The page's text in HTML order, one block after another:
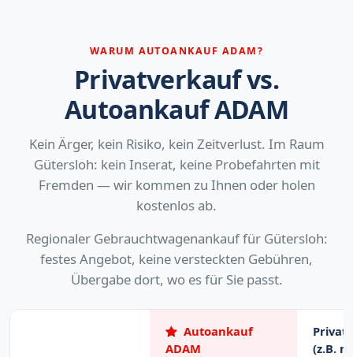
WARUM AUTOANKAUF ADAM?
Privatverkauf vs.
Autoankauf ADAM
Kein Ärger, kein Risiko, kein Zeitverlust. Im Raum
Gütersloh: kein Inserat, keine Probefahrten mit
Fremden — wir kommen zu Ihnen oder holen
kostenlos ab.
Regionaler Gebrauchtwagenankauf für Gütersloh:
festes Angebot, keine versteckten Gebühren,
Übergabe dort, wo es für Sie passt.
Autoankauf
ADAM
(z.B.